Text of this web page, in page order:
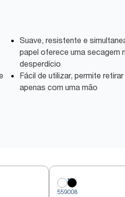
Suave, resistente e
papel oferece uma secagem
desperdício
Fácil de utilizar, permite
apenas com uma mão
559008